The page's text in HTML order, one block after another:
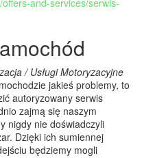
/ Usługi Motoryzacyjne
jakieś problemy, to
autoryzowany serwis
zajmą się naszym
nigdy nie doświadczyli
Dzięki ich sumiennej
będziemy mogli